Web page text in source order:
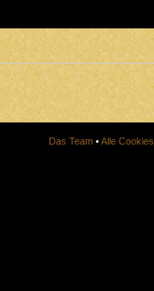
Das Team •Alle